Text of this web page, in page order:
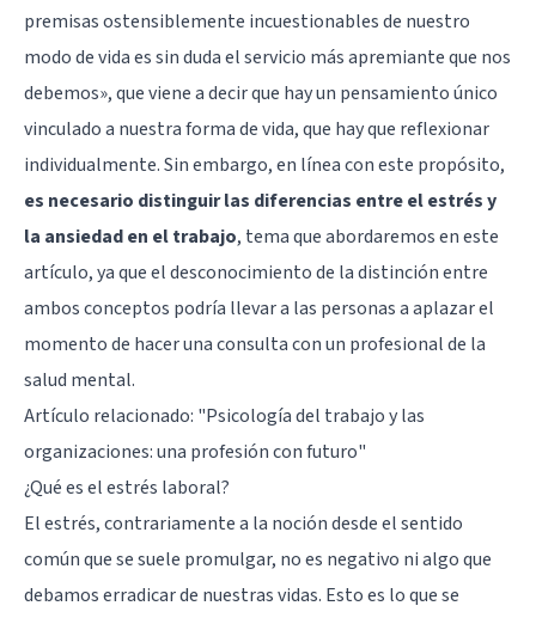
premisas ostensiblemente incuestionables de nuestro
modo de vida es sin duda el servicio más apremiante que nos
debemos», que viene a decir que hay un pensamiento único
vinculado a nuestra forma de vida, que hay que reflexionar
individualmente. Sin embargo, en línea con este propósito,
es necesario distinguir las diferencias entre el estrés y
la ansiedad en el trabajo, tema que abordaremos en este
artículo, ya que el desconocimiento de la distinción entre
ambos conceptos podría llevar a las personas a aplazar el
momento de hacer una consulta con un profesional de la
salud mental.
Artículo relacionado: "Psicología del trabajo y las
organizaciones: una profesión con futuro"
¿Qué es el estrés laboral?
El estrés, contrariamente a la noción desde el sentido
común que se suele promulgar, no es negativo ni algo que
debamos erradicar de nuestras vidas. Esto es lo que se